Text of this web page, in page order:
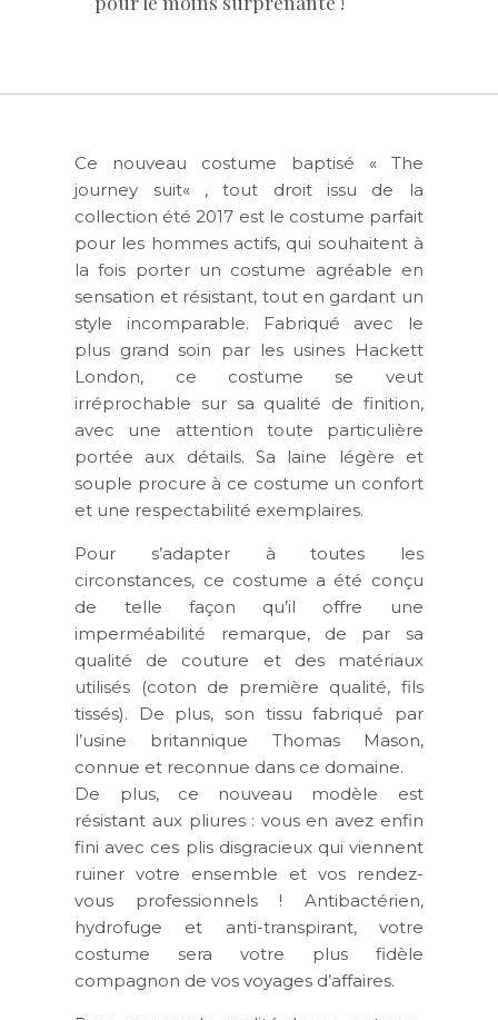
Ce nouveau costume baptisé « The
journey suit« , tout droit issu de la
collection été 2017 est le costume parfait
pour les hommes actifs, qui souhaitent à
la fois porter un costume agréable en
sensation et résistant, tout en gardant un
style incomparable. Fabriqué avec le
plus grand soin par les usines Hackett
London, ce costume se veut
irréprochable sur sa qualité de finition,
avec une attention toute particulière
portée aux détails. Sa laine légère et
souple procure à ce costume un confort
et une respectabilité exemplaires.
Pour s’adapter à toutes les
circonstances, ce costume a été conçu
de telle façon qu’il offre une
imperméabilité remarque, de par sa
qualité de couture et des matériaux
utilisés (coton de première qualité, fils
tissés). De plus, son tissu fabriqué par
l’usine britannique Thomas Mason,
connue et reconnue dans ce domaine.
De plus, ce nouveau modèle est
résistant aux pliures : vous en avez enfin
fini avec ces plis disgracieux qui viennent
ruiner votre ensemble et vos rendez-
vous professionnels ! Antibactérien,
hydrofuge et anti-transpirant, votre
costume sera votre plus fidèle
compagnon de vos voyages d’affaires.